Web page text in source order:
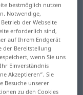
antippen)
bestmöglich nutzen
Notwendige,
der Webseite
erforderlich sind,
auf Ihrem Endgerät
der Bereitstellung
wenn Sie uns
Einverständnis
Akzeptieren“. Sie
Besuche unserer
zu den Cookies